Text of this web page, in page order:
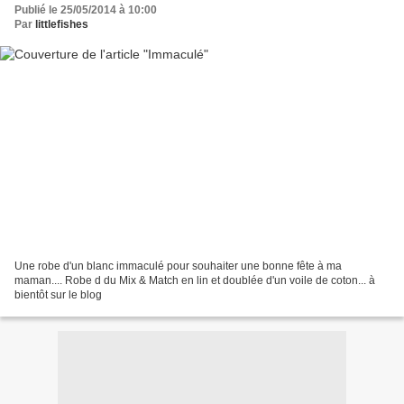
Publié le 25/05/2014 à 10:00
Par littlefishes
Une robe d'un blanc immaculé pour souhaiter une bonne fête à ma
maman.... Robe d du Mix & Match en lin et doublée d'un voile de coton... à
bientôt sur le blog